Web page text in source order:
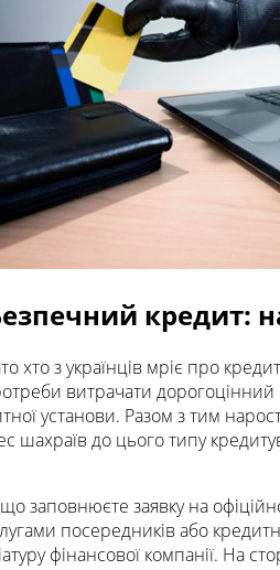
кредит:
хто з українців мріє про
витрачати дорогоцінний
установи. Разом з тим
шахраїв до цього типу
заповнюєте заявку на
посередників або
фінансової компанії. На